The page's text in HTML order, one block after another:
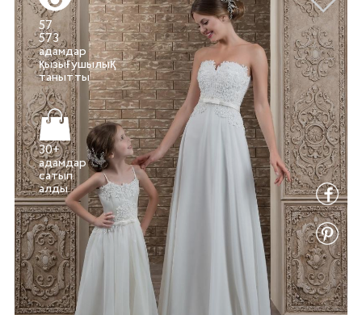
57
573
адамдар
қызығушылық
танытты
30+
адамдар
сатып
алды